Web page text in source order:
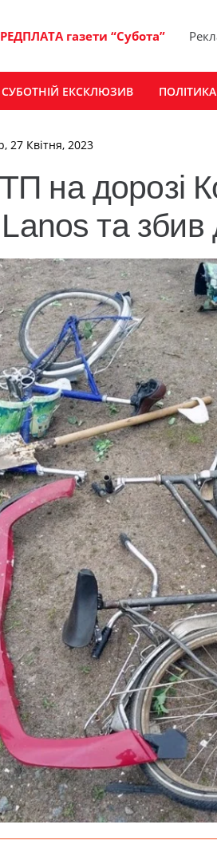
газети “Субота”
СУБОТНІЙ ЕКСКЛЮЗИВ ПОЛІТИКА
27 Квітня, 2023
на дорозі
Lanos та